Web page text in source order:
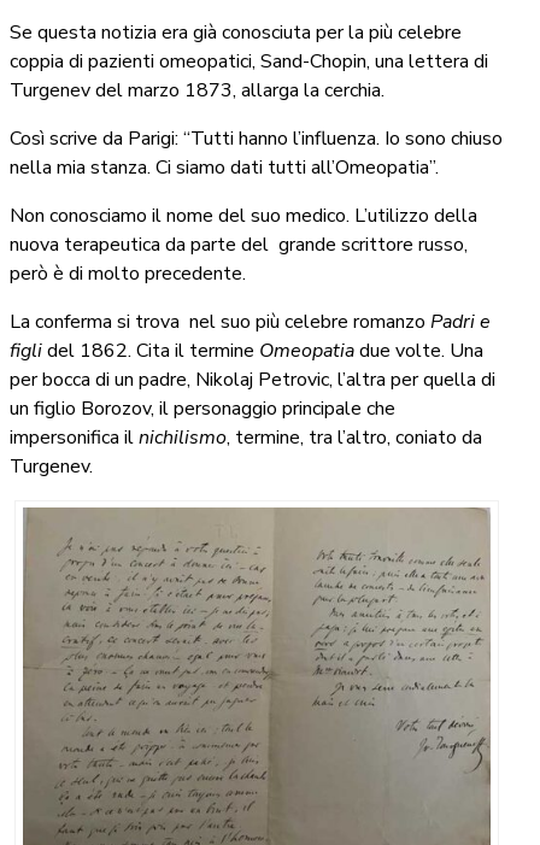
Se questa notizia era già conosciuta per la più celebre
coppia di pazienti omeopatici, Sand-Chopin, una lettera di
Turgenev del marzo 1873, allarga la cerchia.
Così scrive da Parigi: “Tutti hanno l’influenza. Io sono chiuso
nella mia stanza. Ci siamo dati tutti all’Omeopatia”.
Non conosciamo il nome del suo medico. L’utilizzo della
nuova terapeutica da parte del grande scrittore russo,
però è di molto precedente.
La conferma si trova nel suo più celebre romanzo Padri e
figlidel 1862. Cita il termine Omeopatiadue volte. Una
per bocca di un padre, Nikolaj Petrovic, l’altra per quella di
un figlio Borozov, il personaggio principale che
impersonifica ilnichilismo, termine, tra l’altro, coniato da
Turgenev.